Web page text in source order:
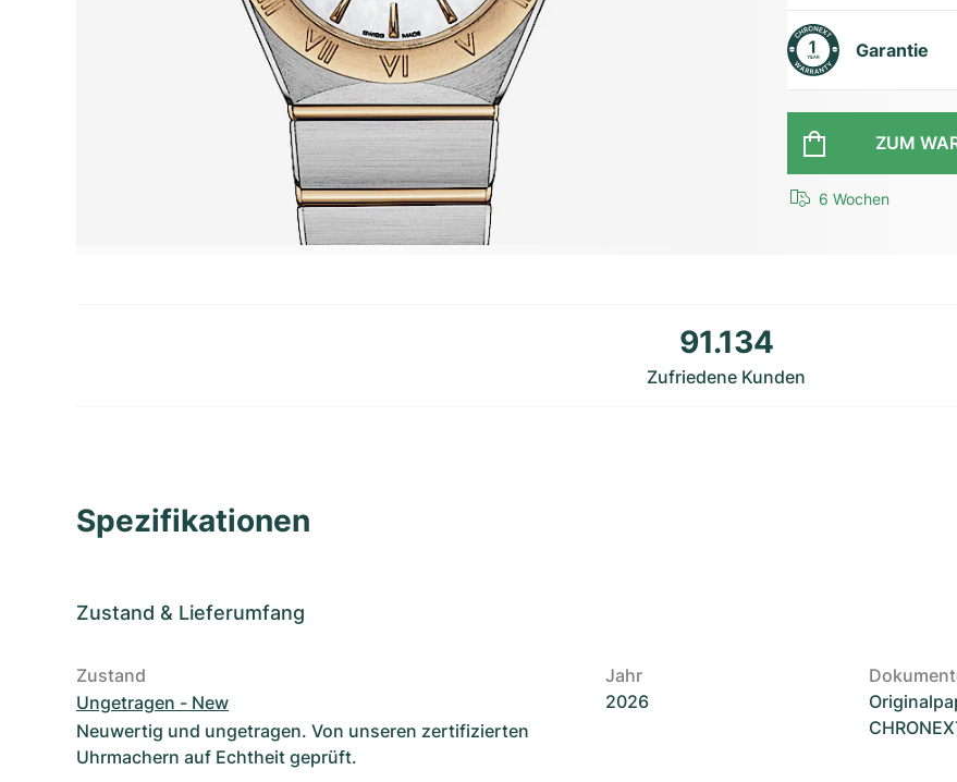
Garantie
ZUM
6 Wochen
91.134
Zufriedene Kunden
Spezifikationen
Zustand & Lieferumfang
Zustand
Ungetragen - New
Neuwertig und ungetragen. Von unseren zertifizierten
Uhrmachern auf Echtheit geprüft.
Jahr
2026